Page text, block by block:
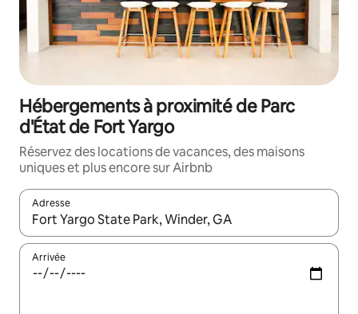
Hébergements à proximité de Parc
d'État de Fort Yargo
Réservez des locations de vacances, des maisons
uniques et plus encore sur Airbnb
Adresse
Lorsque les résultats s'affichent, utilisez les flèches vers le
Arrivée